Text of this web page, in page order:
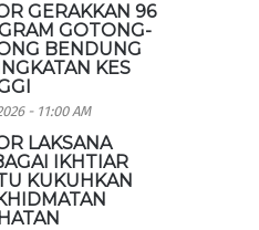
GERAKKAN 96
GOTONG-
BENDUNG
KES
- 11:00 AM
LAKSANA
IKHTIAR
KUKUHKAN